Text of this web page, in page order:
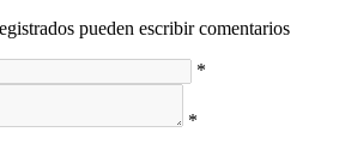
pueden escribir comentarios
*
*